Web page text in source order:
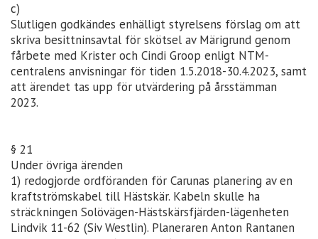
c)
Slutligen godkändes enhälligt styrelsens förslag om att
skriva besittninsavtal för skötsel av Märigrund genom
fårbete med Krister och Cindi Groop enligt NTM-
centralens anvisningar för tiden 1.5.2018-30.4.2023, samt
att ärendet tas upp för utvärdering på årsstämman
2023.
§ 21
Under övriga ärenden
1) redogjorde ordföranden för Carunas planering av en
kraftströmskabel till Hästskär. Kabeln skulle ha
sträckningen Solövägen-Hästskärsfjärden-lägenheten
Lindvik 11-62 (Siv Westlin). Planeraren Anton Rantanen